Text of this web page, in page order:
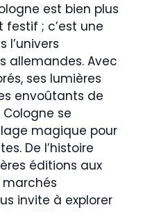
est bien plus
festif ; c’est une
l’univers
allemandes. Avec
ses lumières
envoûtants de
se
magique pour
De l’histoire
éditions aux
invite à explorer